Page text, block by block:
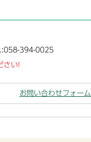
:058-394-0025
さい!
お問い合わせフォーム